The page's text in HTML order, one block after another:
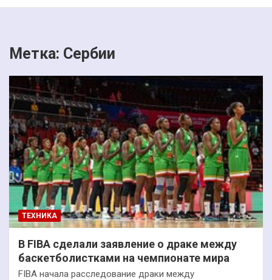
Метка: Сербии
ТЕХНИКА
В FIBA сделали заявление о драке между
баскетболистками на чемпионате мира
FIBA начала расследование драки между